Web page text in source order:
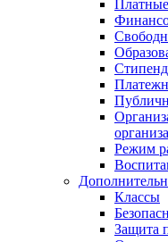
Платные
Режим
Классы
Защита